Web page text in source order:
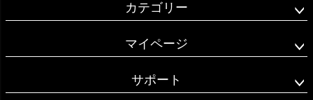
カテゴリー
マイページ
サポート